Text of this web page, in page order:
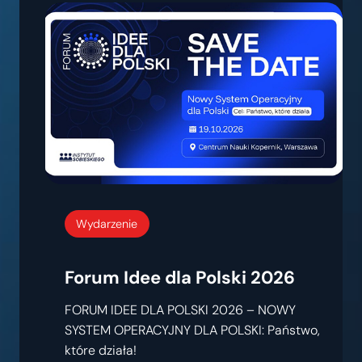
Wydarzenie
Forum Idee dla Polski 2026
FORUM IDEE DLA POLSKI 2026 – NOWY
SYSTEM OPERACYJNY DLA POLSKI: Państwo,
które działa!